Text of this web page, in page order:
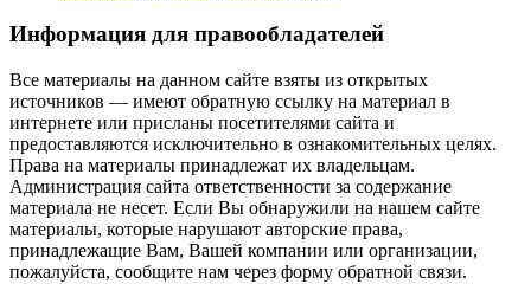
Информация для правообладателей
Все материалы на данном сайте взяты из открытых
источников — имеют обратную ссылку на материал в
интернете или присланы посетителями сайта и
предоставляются исключительно в ознакомительных целях.
Права на материалы принадлежат их владельцам.
Администрация сайта ответственности за содержание
материала не несет. Если Вы обнаружили на нашем сайте
материалы, которые нарушают авторские права,
принадлежащие Вам, Вашей компании или организации,
пожалуйста, сообщите нам через форму обратной связи.